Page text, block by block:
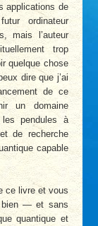
applications de
ordinateur
mais l’auteur
trop
quelque chose
dire que j’ai
de ce
un domaine
pendules à
de recherche
capable
ce livre et vous
bien — et sans
quantique et